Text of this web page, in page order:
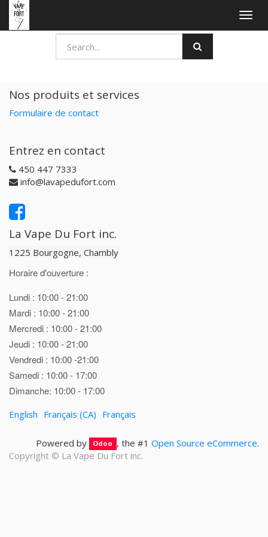
Nos produits et services
Formulaire de contact
Entrez en contact
450 447 7333
info@lavapedufort.com
La Vape Du Fort inc.
1225 Bourgogne, Chambly
Horaire d'ouverture :
Lundi : 10:00 - 21:00
Mardi : 10:00 - 21:00
Mercredi : 10:00 - 21:00
Jeudi : 10:00 - 21:00
Vendredi : 10:00 -21:00
Samedi : 10:00 - 17:00
Dimanche: 10:00 - 17:00
English Français (CA) Français
Powered by Odoo , the #1 Open Source eCommerce.
Copyright © La Vape Du Fort inc.